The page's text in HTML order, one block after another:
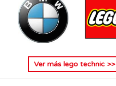
Ver máslego technic >>